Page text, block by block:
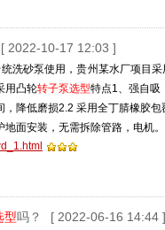
[ 2022-10-17 12:03 ]
洗砂泵使用，贵州某水厂项目
用凸轮转子泵选型特点1、强自吸
降低磨损2.2 采用全丁腈橡胶
面安装，无需拆除管路，电机
型吗？ [ 2022-06-16 14:44 ]